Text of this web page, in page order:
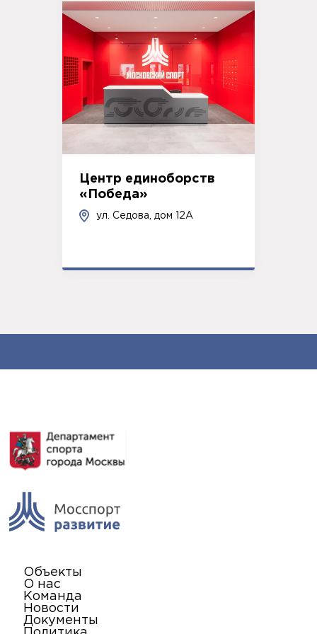
Центр единоборств
«Победа»
ул. Седова, дом 12А
Объекты
О нас
Команда
Новости
Документы